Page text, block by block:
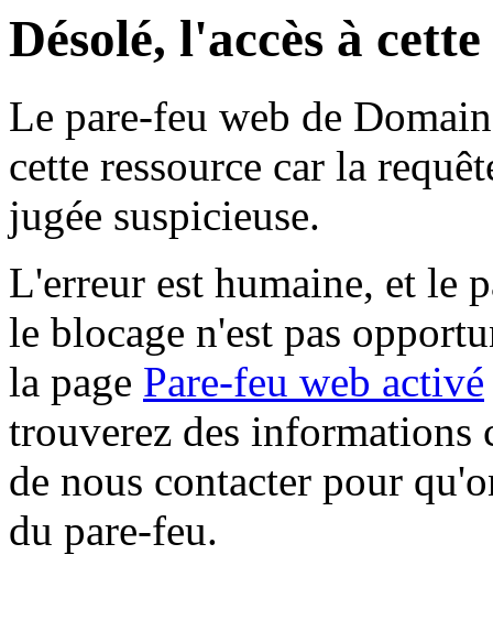
Désolé, l'accès à
Le pare-feu web de
cette ressource car la
jugée suspicieuse.
L'erreur est humaine, et le
le blocage n'est pas
la page Pare-feu web activé
trouverez des informations
de nous contacter pour
du pare-feu.